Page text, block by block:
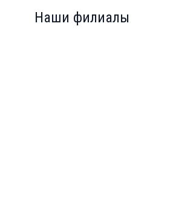
Наши филиалы